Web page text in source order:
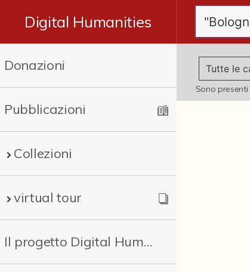
Digital Humanities
Donazioni
Pubblicazioni
Collezioni
virtual tour
Il progetto Digital Humanities
Sono presenti